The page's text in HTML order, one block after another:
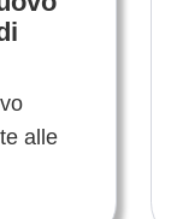
alle